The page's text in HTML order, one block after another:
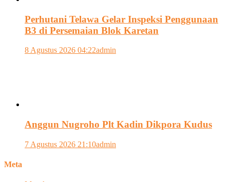
Perhutani Telawa Gelar Inspeksi Penggunaan
B3 di Persemaian Blok Karetan
8 Agustus 2026 04:22admin
Anggun Nugroho Plt Kadin Dikpora Kudus
7 Agustus 2026 21:10admin
Meta